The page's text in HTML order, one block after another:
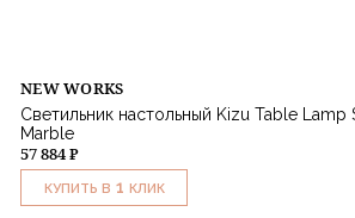
NEW WORKS
Светильник настольный Kizu Table Lamp
Marble
57 884 ₽
КУПИТЬ В 1 КЛИК